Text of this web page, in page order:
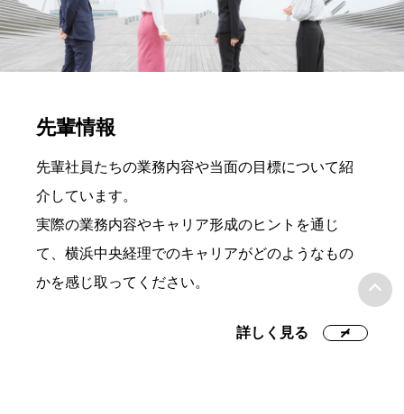
先輩情報
先輩社員たちの業務内容や当面の目標について紹
介しています。
実際の業務内容やキャリア形成のヒントを通じ
て、横浜中央経理でのキャリアがどのようなもの
かを感じ取ってください。
詳しく見る